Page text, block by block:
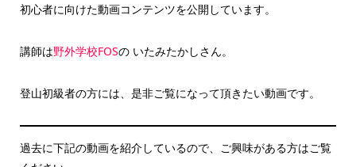
初心者に向けた動画コンテンツを公開しています。
講師は野外学校FOSの いたみたかしさん。
登山初級者の方には、是非ご覧になって頂きたい動画です。
過去に下記の動画を紹介しているので、ご興味がある方はご覧